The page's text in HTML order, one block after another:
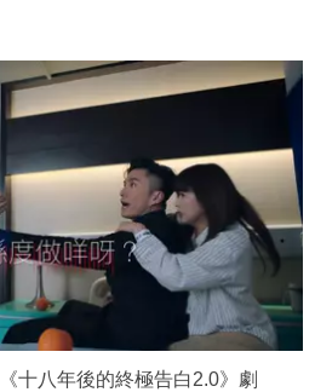
十八年後的終極告白2.0》劇